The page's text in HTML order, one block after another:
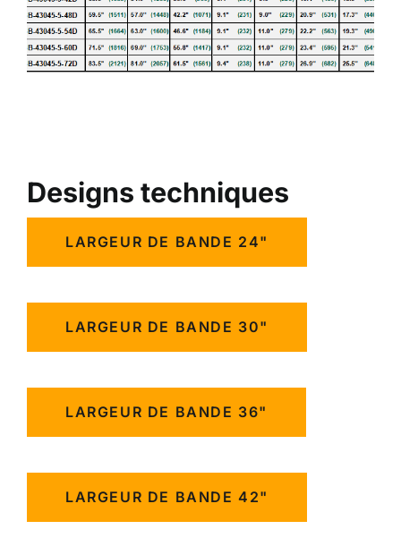
Designs techniques
LARGEUR DE BANDE 24"
LARGEUR DE BANDE 30"
LARGEUR DE BANDE 36"
LARGEUR DE BANDE 42"